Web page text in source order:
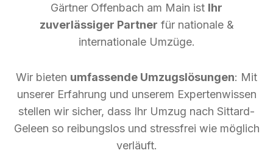
Gärtner Offenbach am Main ist Ihr
zuverlässiger Partner für nationale &
internationale Umzüge.
Wir bieten umfassende Umzugslösungen: Mit
unserer Erfahrung und unserem Expertenwissen
stellen wir sicher, dass Ihr Umzug nach Sittard-
Geleen so reibungslos und stressfrei wie möglich
verläuft.